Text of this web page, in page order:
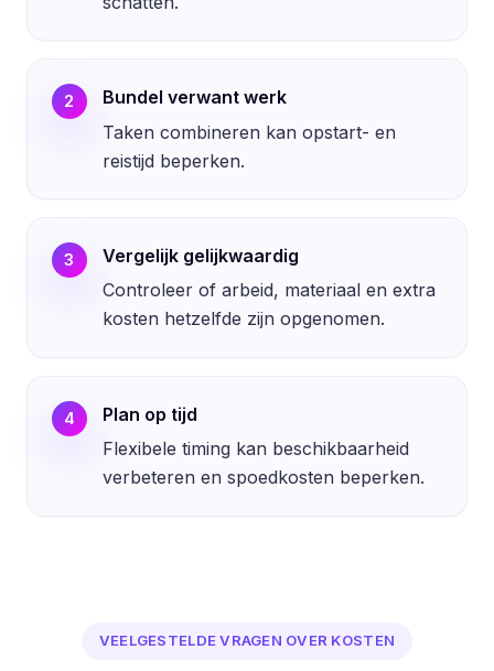
2
Bundel verwant werk
Taken combineren kan opstart- en
reistijd beperken.
3
Vergelijk gelijkwaardig
Controleer of arbeid, materiaal en extra
kosten hetzelfde zijn opgenomen.
4
Plan op tijd
Flexibele timing kan beschikbaarheid
verbeteren en spoedkosten beperken.
VEELGESTELDE VRAGEN OVER KOSTEN